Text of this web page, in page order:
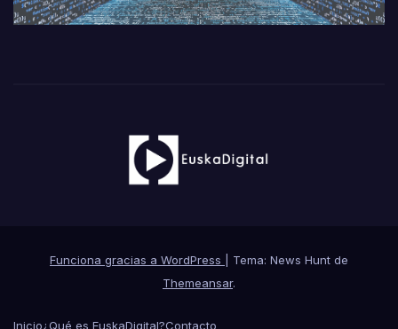
Funciona gracias a WordPress
Tema: News Hunt de
Themeansar.
Inicio¿Qué es EuskaDigital?Contacto